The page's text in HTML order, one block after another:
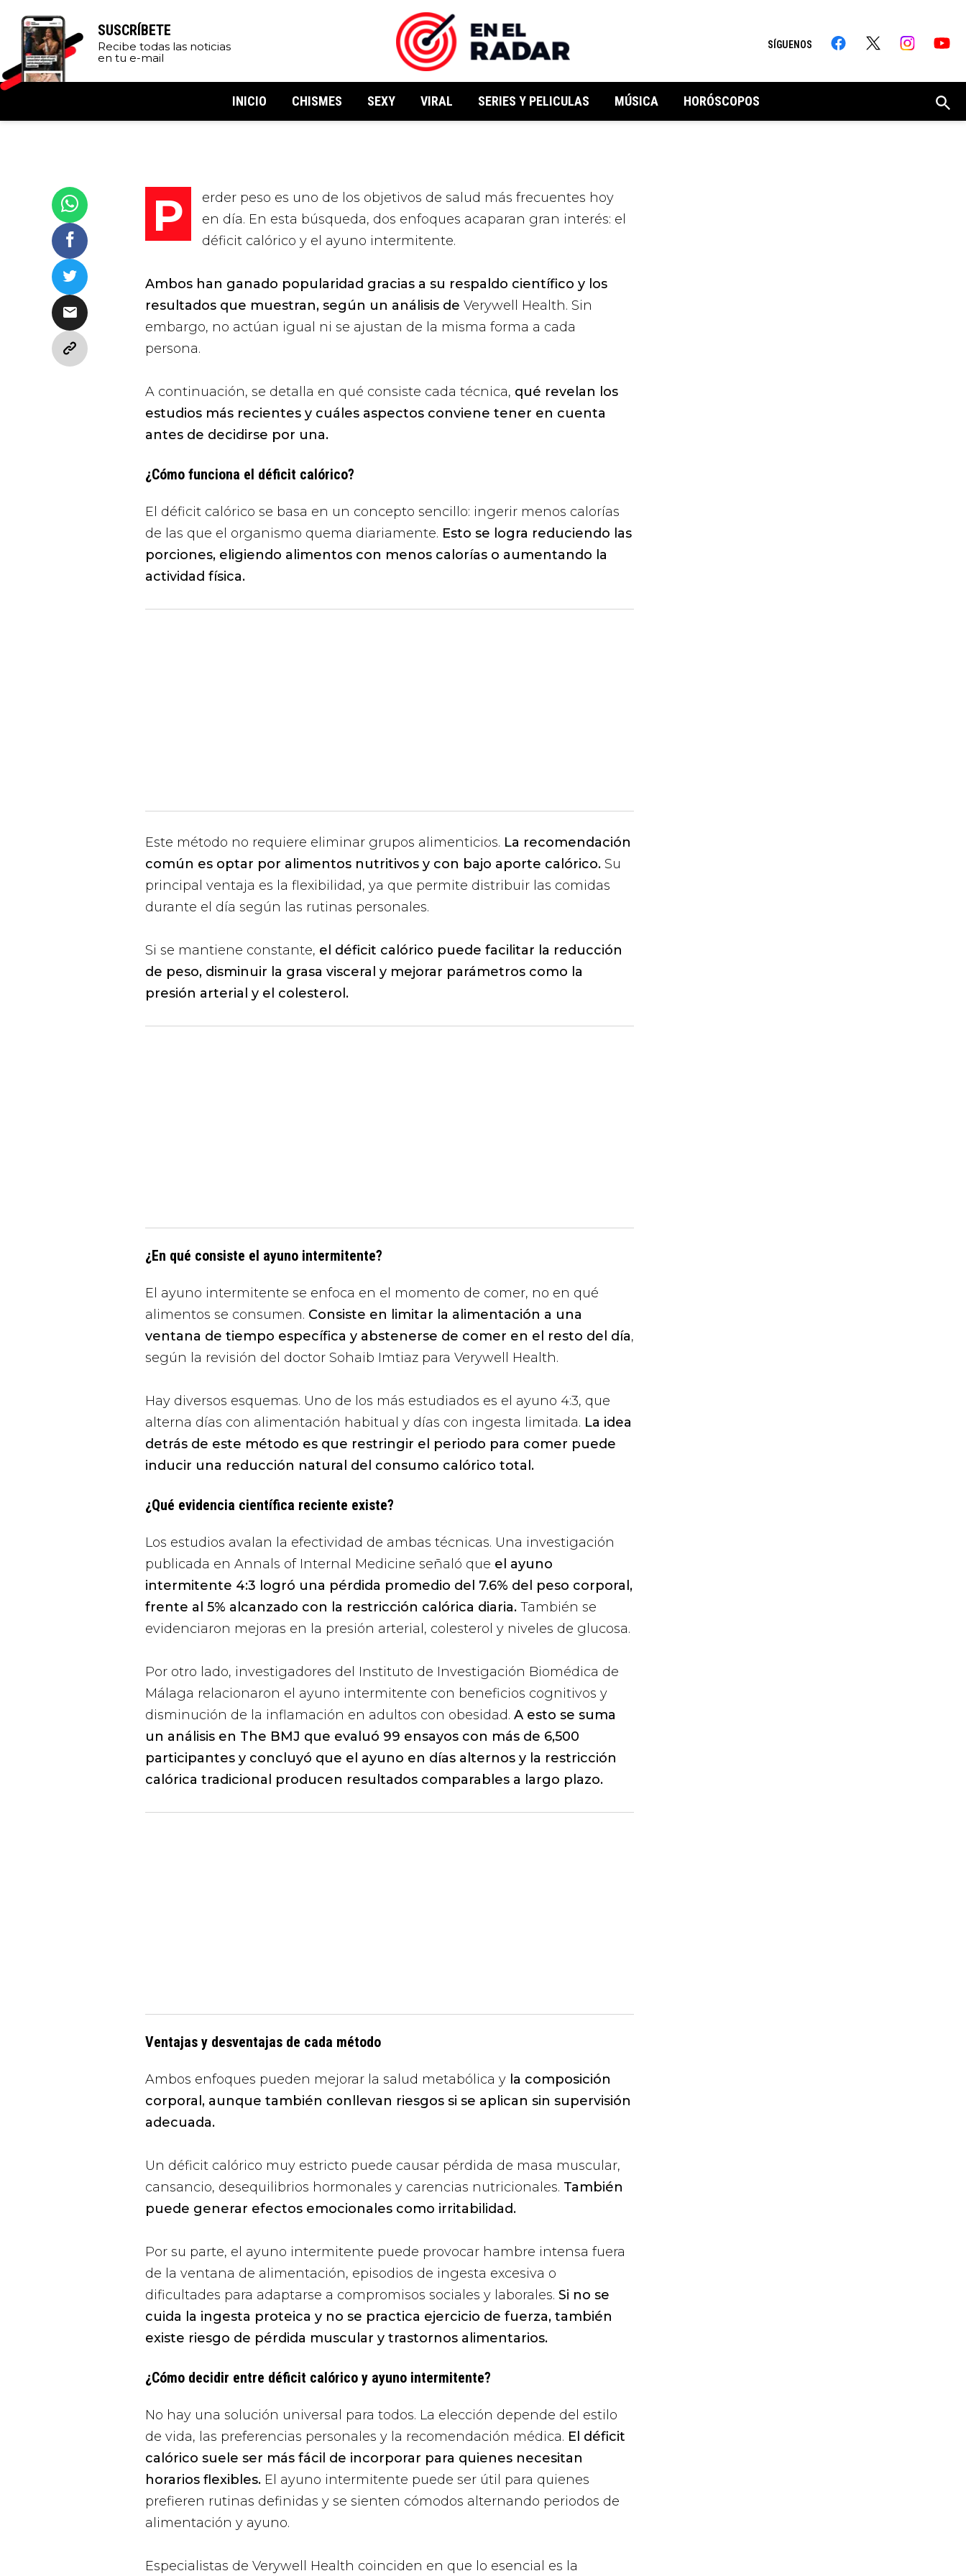
SUSCRÍBETE
Recibe todas las noticias
en tu e-mail
SÍGUENOS
INICIO CHISMES SEXY VIRAL SERIES Y PELICULAS MÚSICA HORÓSCOPOS
Perder peso es uno de los objetivos de salud más frecuentes hoy
en día. En esta búsqueda, dos enfoques acaparan gran interés: el
déficit calórico y el ayuno intermitente.
Ambos han ganado popularidad gracias a su respaldo científico y los
resultados que muestran, según un análisis de Verywell Health. Sin
embargo, no actúan igual ni se ajustan de la misma forma a cada
persona.
A continuación, se detalla en qué consiste cada técnica, qué revelan los
estudios más recientes y cuáles aspectos conviene tener en cuenta
antes de decidirse por una.
¿Cómo funciona el déficit calórico?
El déficit calórico se basa en un concepto sencillo: ingerir menos calorías
de las que el organismo quema diariamente. Esto se logra reduciendo las
porciones, eligiendo alimentos con menos calorías o aumentando la
actividad física.
Este método no requiere eliminar grupos alimenticios. La recomendación
común es optar por alimentos nutritivos y con bajo aporte calórico. Su
principal ventaja es la flexibilidad, ya que permite distribuir las comidas
durante el día según las rutinas personales.
Si se mantiene constante, el déficit calórico puede facilitar la reducción
de peso, disminuir la grasa visceral y mejorar parámetros como la
presión arterial y el colesterol.
¿En qué consiste el ayuno intermitente?
El ayuno intermitente se enfoca en el momento de comer, no en qué
alimentos se consumen. Consiste en limitar la alimentación a una
ventana de tiempo específica y abstenerse de comer en el resto del día,
según la revisión del doctor Sohaib Imtiaz para Verywell Health.
Hay diversos esquemas. Uno de los más estudiados es el ayuno 4:3, que
alterna días con alimentación habitual y días con ingesta limitada. La idea
detrás de este método es que restringir el periodo para comer puede
inducir una reducción natural del consumo calórico total.
¿Qué evidencia científica reciente existe?
Los estudios avalan la efectividad de ambas técnicas. Una investigación
publicada en Annals of Internal Medicine señaló que el ayuno
intermitente 4:3 logró una pérdida promedio del 7.6% del peso corporal,
frente al 5% alcanzado con la restricción calórica diaria. También se
evidenciaron mejoras en la presión arterial, colesterol y niveles de glucosa.
Por otro lado, investigadores del Instituto de Investigación Biomédica de
Málaga relacionaron el ayuno intermitente con beneficios cognitivos y
disminución de la inflamación en adultos con obesidad. A esto se suma
un análisis en The BMJ que evaluó 99 ensayos con más de 6,500
participantes y concluyó que el ayuno en días alternos y la restricción
calórica tradicional producen resultados comparables a largo plazo.
Ventajas y desventajas de cada método
Ambos enfoques pueden mejorar la salud metabólica y la composición
corporal, aunque también conllevan riesgos si se aplican sin supervisión
adecuada.
Un déficit calórico muy estricto puede causar pérdida de masa muscular,
cansancio, desequilibrios hormonales y carencias nutricionales. También
puede generar efectos emocionales como irritabilidad.
Por su parte, el ayuno intermitente puede provocar hambre intensa fuera
de la ventana de alimentación, episodios de ingesta excesiva o
dificultades para adaptarse a compromisos sociales y laborales. Si no se
cuida la ingesta proteica y no se practica ejercicio de fuerza, también
existe riesgo de pérdida muscular y trastornos alimentarios.
¿Cómo decidir entre déficit calórico y ayuno intermitente?
No hay una solución universal para todos. La elección depende del estilo
de vida, las preferencias personales y la recomendación médica. El déficit
calórico suele ser más fácil de incorporar para quienes necesitan
horarios flexibles. El ayuno intermitente puede ser útil para quienes
prefieren rutinas definidas y se sienten cómodos alternando periodos de
alimentación y ayuno.
Especialistas de Verywell Health coinciden en que lo esencial es la